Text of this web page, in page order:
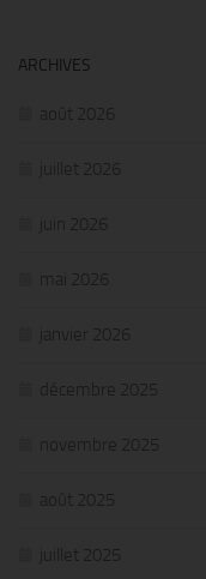
ARCHIVES
août 2026
juillet 2026
juin 2026
mai 2026
janvier 2026
décembre 2025
novembre 2025
août 2025
juillet 2025